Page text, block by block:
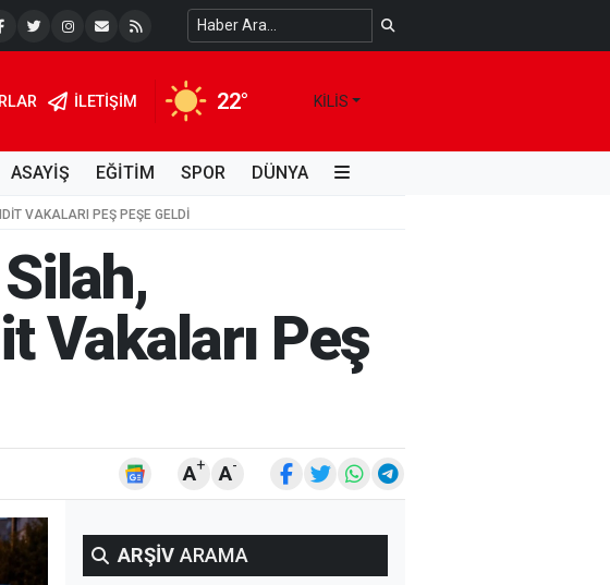
Kilis’te 270 Dükkân ve İş Yeri Yıkılacak 4 HAFTA ÖNCE
İLETIŞIM 22° KILIS
ASAYİŞ EĞİTİM SPOR DÜNYA
VAKALARI PEŞ PEŞE GELDI
Vakaları Peş
A+ A-
ARŞİV ARAMA